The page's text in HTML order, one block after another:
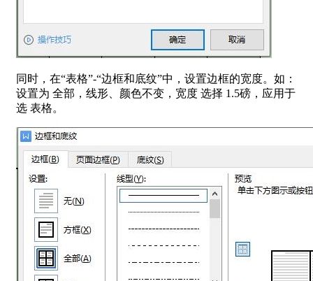
同时，在“表格”-“边框和底纹”中，设置边框的宽度。如：
设置为 全部，线形、颜色不变，宽度 选择 1.5磅，应用于
选 表格。